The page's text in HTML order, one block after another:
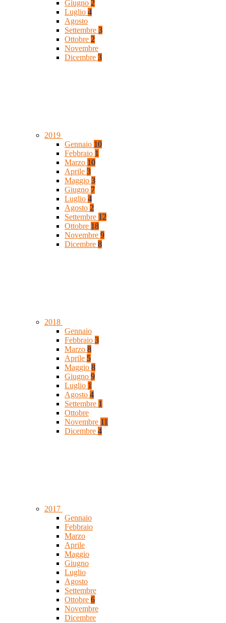
Giugno 2
Luglio 4
Agosto
Settembre 3
Ottobre 2
Novembre
Dicembre 3
2019
Gennaio 10
Febbraio 1
Marzo 10
Aprile 3
Maggio 3
Giugno 7
Luglio 4
Agosto 2
Settembre 12
Ottobre 18
Novembre 9
Dicembre 8
2018
Gennaio
Febbraio 3
Marzo 8
Aprile 5
Maggio 8
Giugno 9
Luglio 1
Agosto 4
Settembre 1
Ottobre
Novembre 11
Dicembre 4
2017
Gennaio
Febbraio
Marzo
Aprile
Maggio
Giugno
Luglio
Agosto
Settembre
Ottobre 6
Novembre
Dicembre